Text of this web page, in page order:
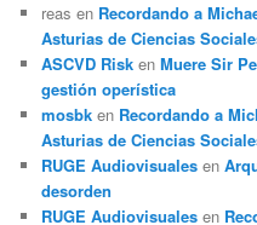
reas en Recordando a
Asturias de Ciencias
ASCVD Risk enMuere Sir
gestión operística
mosbk en Recordando a
Asturias de Ciencias
RUGE Audiovisuales en
desorden
RUGE Audiovisuales en